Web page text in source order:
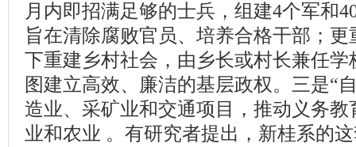
月内即招满足够的士兵，组建4个军和
旨在清除腐败官员、培养合格干部；
下重建乡村社会，由乡长或村长兼任
图建立高效、廉洁的基层政权。三是“
造业、采矿业和交通项目，推动义务
业和农业 。有研究者提出，新桂系的